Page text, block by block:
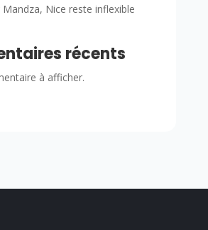
Mandza, Nice reste inflexible
récents
à afficher.